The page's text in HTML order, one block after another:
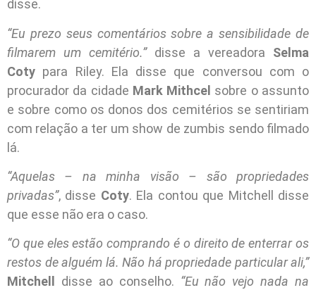
disse.
“Eu prezo seus comentários sobre a sensibilidade de
filmarem um cemitério.”disse a vereadora Selma
Coty para Riley. Ela disse que conversou com o
procurador da cidade Mark Mithcel sobre o assunto
e sobre como os donos dos cemitérios se sentiriam
com relação a ter um show de zumbis sendo filmado
lá.
“Aquelas – na minha visão – são propriedades
privadas”, disse Coty. Ela contou que Mitchell disse
que esse não era o caso.
“O que eles estão comprando é o direito de enterrar os
restos de alguém lá. Não há propriedade particular ali,”
Mitchell
disse ao conselho. “Eu não vejo nada na